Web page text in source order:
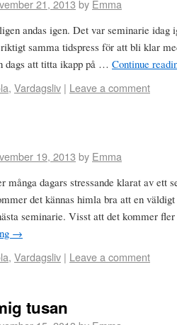
21, 2013 by Emma
andas igen. Det var seminarie idag
samma tidspress för att bli klar
dags att titta ikapp på … Continue
, Vardagsliv | Leave a comment
19, 2013 by Emma
många dagars stressande klarat av ett
det kännas himla bra att en
seminarie. Visst att det kommer
→
, Vardagsliv | Leave a comment
tusan